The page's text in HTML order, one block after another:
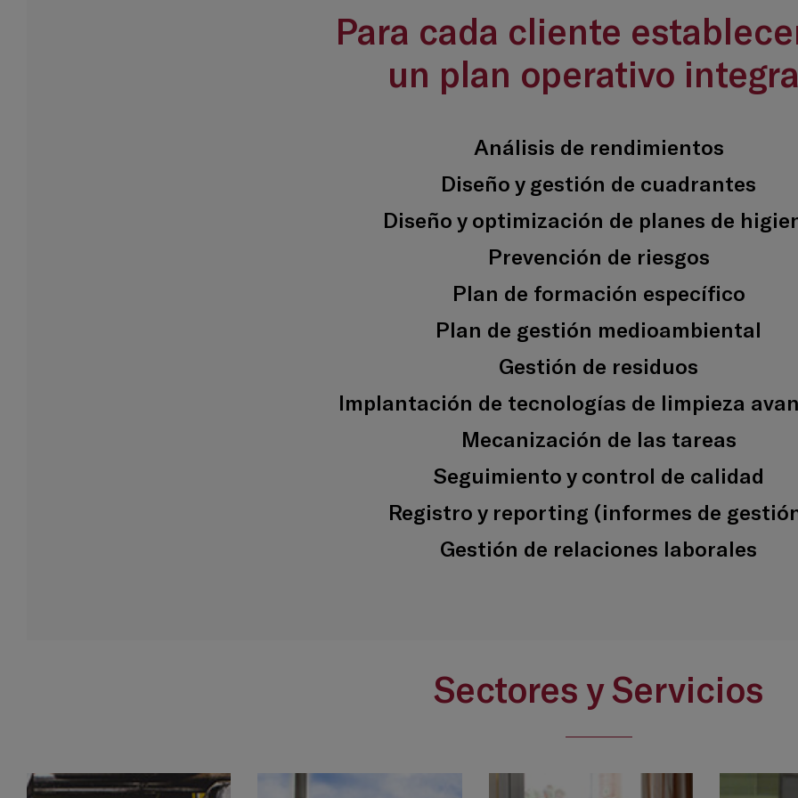
Para cada cliente
un plan operativo
Análisis de rendimientos
Diseño y gestión de cuadrantes
Diseño y optimización de planes de
Prevención de riesgos
Plan de formación específico
Plan de gestión medioambiental
Gestión de residuos
Implantación de tecnologías de limpieza
Mecanización de las tareas
Seguimiento y control de calidad
Registro y reporting (informes de
Gestión de relaciones laborales
Sectores y Servicios